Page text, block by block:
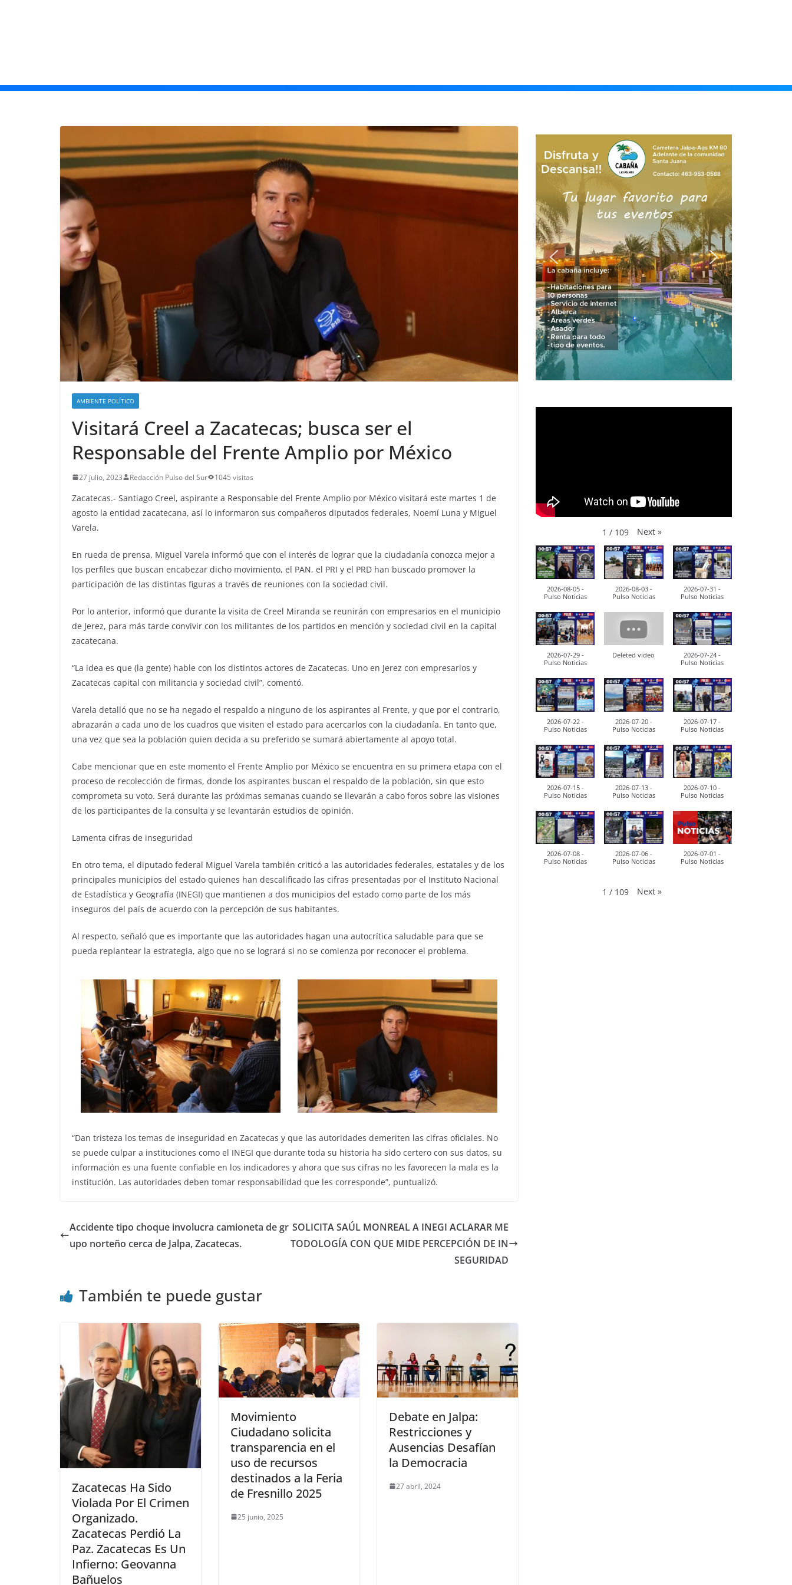
AMBIENTE POLÍTICO
Visitará Creel a Zacatecas; busca ser el
Responsable del Frente Amplio por México
27 julio, 2023 Redacción Pulso del Sur 1045 visitas
Zacatecas.- Santiago Creel, aspirante a Responsable del Frente Amplio por México visitará este martes 1 de
agosto la entidad zacatecana, así lo informaron sus compañeros diputados federales, Noemí Luna y Miguel
Varela.
En rueda de prensa, Miguel Varela informó que con el interés de lograr que la ciudadanía conozca mejor a
los perfiles que buscan encabezar dicho movimiento, el PAN, el PRI y el PRD han buscado promover la
participación de las distintas figuras a través de reuniones con la sociedad civil.
Por lo anterior, informó que durante la visita de Creel Miranda se reunirán con empresarios en el municipio
de Jerez, para más tarde convivir con los militantes de los partidos en mención y sociedad civil en la capital
zacatecana.
“La idea es que (la gente) hable con los distintos actores de Zacatecas. Uno en Jerez con empresarios y
Zacatecas capital con militancia y sociedad civil”, comentó.
Varela detalló que no se ha negado el respaldo a ninguno de los aspirantes al Frente, y que por el contrario,
abrazarán a cada uno de los cuadros que visiten el estado para acercarlos con la ciudadanía. En tanto que,
una vez que sea la población quien decida a su preferido se sumará abiertamente al apoyo total.
Cabe mencionar que en este momento el Frente Amplio por México se encuentra en su primera etapa con el
proceso de recolección de firmas, donde los aspirantes buscan el respaldo de la población, sin que esto
comprometa su voto. Será durante las próximas semanas cuando se llevarán a cabo foros sobre las visiones
de los participantes de la consulta y se levantarán estudios de opinión.
Lamenta cifras de inseguridad
En otro tema, el diputado federal Miguel Varela también criticó a las autoridades federales, estatales y de los
principales municipios del estado quienes han descalificado las cifras presentadas por el Instituto Nacional
de Estadística y Geografía (INEGI) que mantienen a dos municipios del estado como parte de los más
inseguros del país de acuerdo con la percepción de sus habitantes.
Al respecto, señaló que es importante que las autoridades hagan una autocrítica saludable para que se
pueda replantear la estrategia, algo que no se logrará si no se comienza por reconocer el problema.
“Dan tristeza los temas de inseguridad en Zacatecas y que las autoridades demeriten las cifras oficiales. No
se puede culpar a instituciones como el INEGI que durante toda su historia ha sido certero con sus datos, su
información es una fuente confiable en los indicadores y ahora que sus cifras no les favorecen la mala es la
institución. Las autoridades deben tomar responsabilidad que les corresponde”, puntualizó.
Accidente tipo choque involucra camioneta de gr
upo norteño cerca de Jalpa, Zacatecas.
SOLICITA SAÚL MONREAL A INEGI ACLARAR ME
TODOLOGÍA CON QUE MIDE PERCEPCIÓN DE IN
SEGURIDAD
También te puede gustar
Zacatecas Ha Sido
Violada Por El Crimen
Organizado.
Zacatecas Perdió La
Paz. Zacatecas Es Un
Infierno: Geovanna
Bañuelos
Movimiento
Ciudadano solicita
transparencia en el
uso de recursos
destinados a la Feria
de Fresnillo 2025
25 junio, 2025
Debate en Jalpa:
Restricciones y
Ausencias Desafían
la Democracia
27 abril, 2024
1 / 109 Next »
2026-08-05 -
Pulso Noticias
2026-08-03 -
Pulso Noticias
2026-07-31 -
Pulso Noticias
2026-07-29 -
Pulso Noticias
Deleted video
2026-07-24 -
Pulso Noticias
2026-07-22 -
Pulso Noticias
2026-07-20 -
Pulso Noticias
2026-07-17 -
Pulso Noticias
2026-07-15 -
Pulso Noticias
2026-07-13 -
Pulso Noticias
2026-07-10 -
Pulso Noticias
2026-07-08 -
Pulso Noticias
2026-07-06 -
Pulso Noticias
2026-07-01 -
Pulso Noticias
1 / 109 Next »